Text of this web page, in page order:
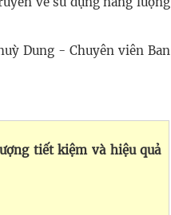
Dung - Chuyên viên Ban
tiết kiệm và hiệu quả